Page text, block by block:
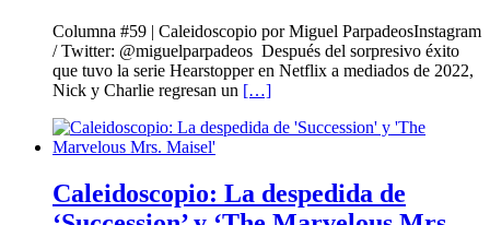
Columna #59 | Caleidoscopio por Miguel ParpadeosInstagram
/ Twitter: @miguelparpadeos Después del sorpresivo éxito
que tuvo la serie Hearstopper en Netflix a mediados de 2022,
Nick y Charlie regresan un […]
Caleidoscopio: La despedida de